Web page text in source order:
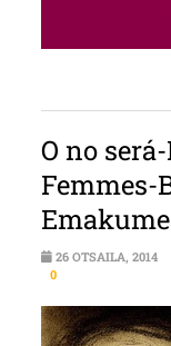
O no
Femmes-
26 OTSAILA, 2014
0